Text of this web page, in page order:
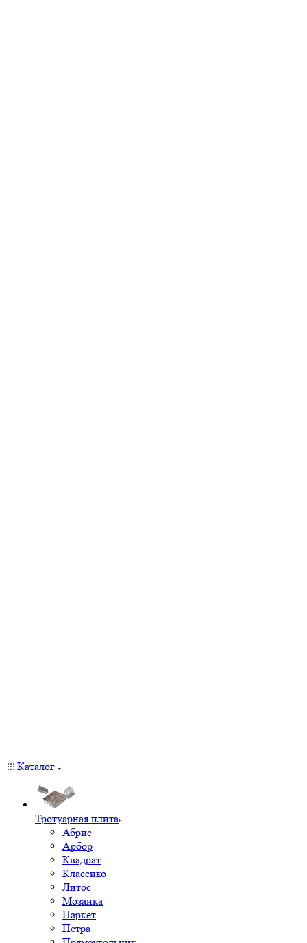
Каталог
Тротуарная плита
Абрис
Арбор
Квадрат
Классико
Литос
Мозаика
Паркет
Петра